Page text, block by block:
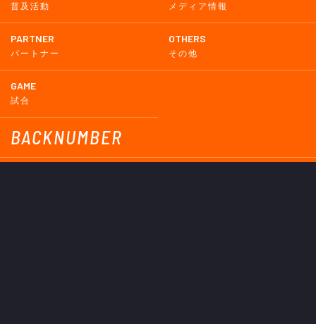
普及活動 メディア情報
PARTNER
パートナー
OTHERS
その他
GAME
試合
BACKNUMBER